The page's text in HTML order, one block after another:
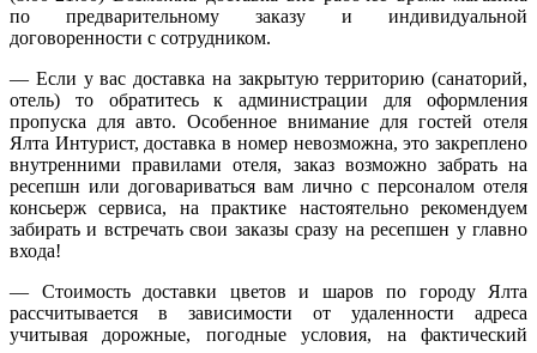
по предварительному заказу и индивидуальной
договоренности с сотрудником.
— Если у вас доставка на закрытую территорию (санаторий,
отель) то обратитесь к администрации для оформления
пропуска для авто. Особенное внимание для гостей отеля
Ялта Интурист, доставка в номер невозможна, это закреплено
внутренними правилами отеля, заказ возможно забрать на
ресепшн или договариваться вам лично с персоналом отеля
консьерж сервиса, на практике настоятельно рекомендуем
забирать и встречать свои заказы сразу на ресепшен у главно
входа!
— Стоимость доставки цветов и шаров по городу Ялта
рассчитывается в зависимости от удаленности адреса
учитывая дорожные, погодные условия, на фактический